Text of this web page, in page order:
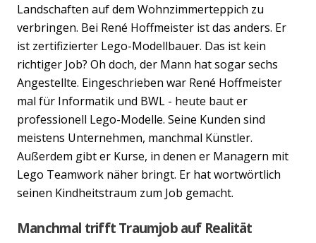
Landschaften auf dem Wohnzimmerteppich zu
verbringen. Bei René Hoffmeister ist das anders. Er
ist zertifizierter Lego-Modellbauer. Das ist kein
richtiger Job? Oh doch, der Mann hat sogar sechs
Angestellte. Eingeschrieben war René Hoffmeister
mal für Informatik und BWL - heute baut er
professionell Lego-Modelle. Seine Kunden sind
meistens Unternehmen, manchmal Künstler.
Außerdem gibt er Kurse, in denen er Managern mit
Lego Teamwork näher bringt. Er hat wortwörtlich
seinen Kindheitstraum zum Job gemacht.
Manchmal trifft Traumjob auf Realität